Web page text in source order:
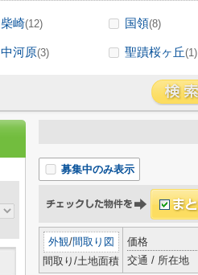
柴崎(12) 国領(8)
中河原(3) 聖蹟桜ヶ丘(1)
募集中のみ表示
外観/間取り図
間取り/土地面積
価格
交通 / 所在地